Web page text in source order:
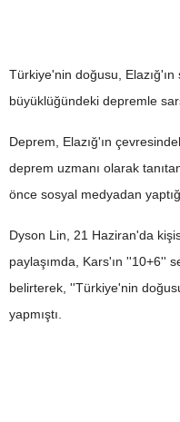
Türkiye'nin doğusu,
büyüklüğündeki depremle
Deprem, Elazığ'ın
deprem uzmanı olarak
önce sosyal medyadan
Dyson Lin, 21 Haziran'da
paylaşımda, Kars'ın ''10+6''
belirterek, ''Türkiye'nin
yapmıştı.